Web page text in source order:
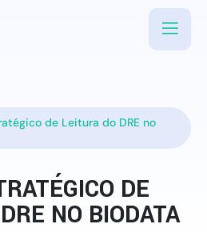
de Leitura do DRE no
DE
NO BIODATA